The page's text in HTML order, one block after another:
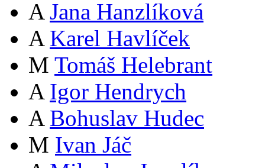
A Jana Hanzlíková
A Karel Havlíček
M Tomáš Helebrant
A Igor Hendrych
A Bohuslav Hudec
M Ivan Jáč